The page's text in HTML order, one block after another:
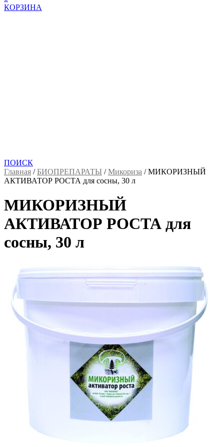
КОРЗИНА
ПОИСК
Главная /БИОПРЕПАРАТЫ /Микориза /МИКОРИЗНЫЙ
АКТИВАТОР РОСТА для сосны, 30 л
МИКОРИЗНЫЙ
АКТИВАТОР РОСТА для
сосны, 30 л